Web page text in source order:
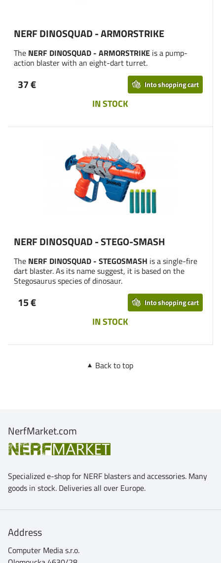
NERF DINOSQUAD - ARMORSTRIKE
The NERF DINOSQUAD - ARMORSTRIKE is a pump-
action blaster with an eight-dart turret.
37 € Into shopping cart
IN STOCK
NERF DINOSQUAD - STEGO-SMASH
The NERF DINOSQUAD - STEGOSMASH is a single-fire
dart blaster. As its name suggest, it is based on the
Stegosaurus species of dinosaur.
15 € Into shopping cart
IN STOCK
Back to top
NerfMarket.com
Specialized e-shop for NERF blasters and accessories. Many
goods in stock. Deliveries all over Europe.
Address
Computer Media s.r.o.